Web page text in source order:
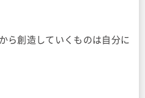
ら創造していくものは自分に